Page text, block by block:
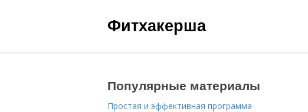
Фитхакерша
Популярные материалы
Простая и эффективная программа